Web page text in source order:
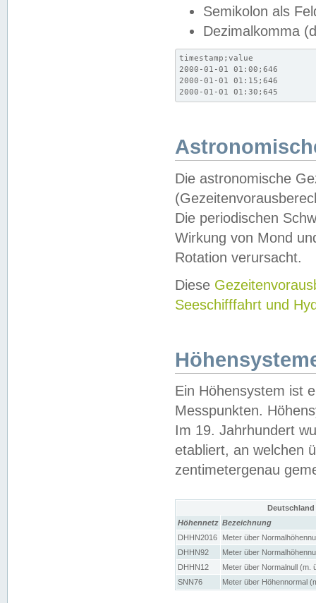
Semikolon als
Dezimalkomma
timestamp;value
2000-01-01 01:00;646
2000-01-01 01:15;646
2000-01-01 01:30;645
Die astronomische
Die periodischen
Wirkung von Mond
Rotation verursacht.
Diese
Seeschifffahrt und
Ein Höhensystem ist
Messpunkten.
Im 19. Jahrhundert
etabliert, an welchen
zentimetergenau
Höhennetz Bezeichnung
DHHN2016
Meter über
DHHN92
Meter über
DHHN12
Meter über Normalnull (m.
SNN76
Meter über Höhennormal